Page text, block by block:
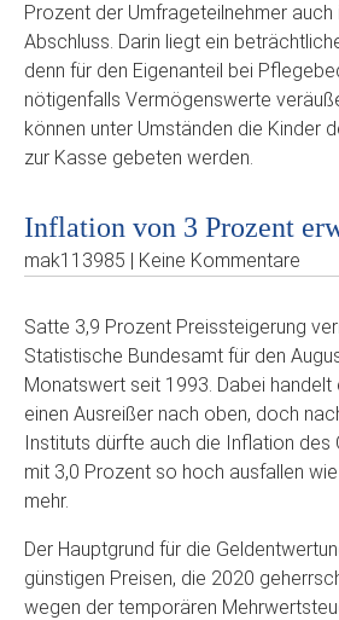
Prozent der Umfrageteilnehmer auch
Abschluss. Darin liegt ein
denn für den Eigenanteil bei
nötigenfalls Vermögenswerte
können unter Umständen die Kinder
zur Kasse gebeten werden.
Inflation von 3 Prozent
mak113985 | Keine Kommentare
Satte 3,9 Prozent Preissteigerung
Statistische Bundesamt für den
Monatswert seit 1993. Dabei handelt
einen Ausreißer nach oben, doch
Instituts dürfte auch die Inflation des
mit 3,0 Prozent so hoch ausfallen
mehr.
Der Hauptgrund für die
günstigen Preisen, die 2020
wegen der temporären